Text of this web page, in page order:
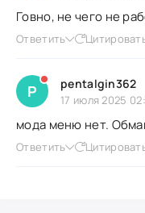
Говно, не чего не
Ответить
P pentalgin362
17 июля 2025
мода меню нет.
Ответить